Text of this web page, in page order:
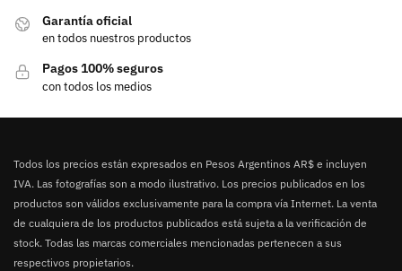
Garantía oficial
en todos nuestros productos
Pagos 100% seguros
con todos los medios
Todos los precios están expresados en Pesos Argentinos AR$ e incluyen
IVA. Las fotografías son a modo ilustrativo. Los precios publicados en los
productos son válidos exclusivamente para la compra vía Internet. La venta
de cualquiera de los productos publicados está sujeta a la verificación de
stock. Todas las marcas comerciales mencionadas pertenecen a sus
respectivos propietarios.